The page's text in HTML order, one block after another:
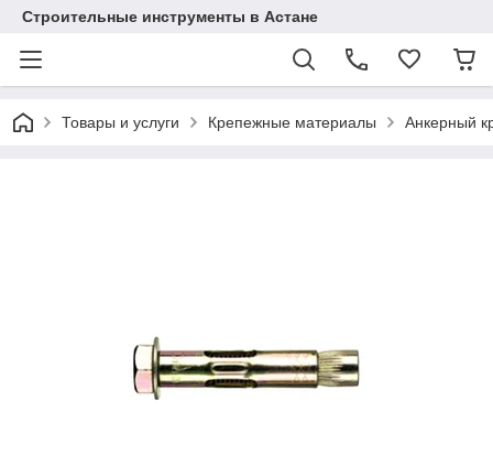
Строительные инструменты в Астане
Товары и услуги Крепежные материалы Анкерный